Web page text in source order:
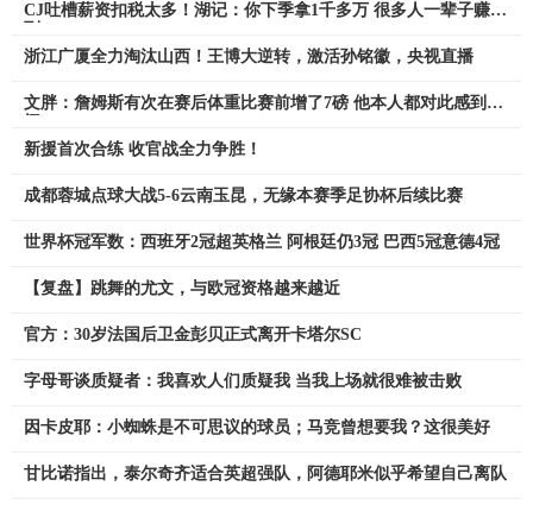
CJ吐槽薪资扣税太多！湖记：你下季拿1千多万 很多人一辈子赚不
浙江广厦全力淘汰山西！王博大逆转，激活孙铭徽，央视直播
文胖：詹姆斯有次在赛后体重比赛前增了7磅 他本人都对此感到纳
新援首次合练 收官战全力争胜！
成都蓉城点球大战5-6云南玉昆，无缘本赛季足协杯后续比赛
世界杯冠军数：西班牙2冠超英格兰 阿根廷仍3冠 巴西5冠意德4冠
【复盘】跳舞的尤文，与欧冠资格越来越近
官方：30岁法国后卫金彭贝正式离开卡塔尔SC
字母哥谈质疑者：我喜欢人们质疑我 当我上场就很难被击败
因卡皮耶：小蜘蛛是不可思议的球员；马竞曾想要我？这很美好
甘比诺指出，泰尔奇齐适合英超强队，阿德耶米似乎希望自己离队